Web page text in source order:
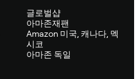
글로벌샵
아마존재팬
Amazon 미국, 캐나다, 멕
시코
아마존 독일